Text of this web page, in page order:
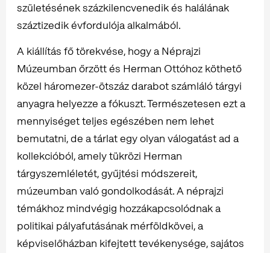
születésének százkilencvenedik és halálának
száztizedik évfordulója alkalmából.
A kiállítás fő törekvése, hogy a Néprajzi
Múzeumban őrzött és Herman Ottóhoz köthető
közel háromezer-ötszáz darabot számláló tárgyi
anyagra helyezze a fókuszt. Természetesen ezt a
mennyiséget teljes egészében nem lehet
bemutatni, de a tárlat egy olyan válogatást ad a
kollekcióból, amely tükrözi Herman
tárgyszemléletét, gyűjtési módszereit,
múzeumban való gondolkodását. A néprajzi
témákhoz mindvégig hozzákapcsolódnak a
politikai pályafutásának mérföldkövei, a
képviselőházban kifejtett tevékenysége, sajátos